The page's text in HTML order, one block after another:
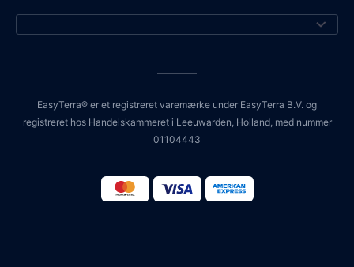
EasyTerra® er et registreret varemærke under EasyTerra B.V. og
registreret hos Handelskammeret i Leeuwarden, Holland, med nummer
01104443